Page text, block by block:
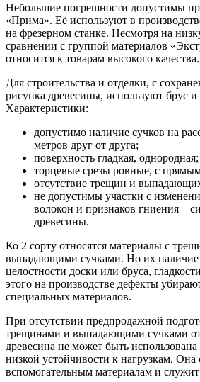
Небольшие погрешности допустимы
«Прима». Её используют в
на фрезерном станке. Несмотря на
сравнении с группой материалов
относится к товарам высокого качества.
Для строительства и отделки, с
рисунка древесины, используют брус и
Характеристики:
допустимо наличие сучков на
метров друг от друга;
поверхность гладкая, однородная;
торцевые срезы ровные, с
отсутствие трещин и
не допустимы участки с
волокон и признаков гниения –
древесины.
Ко 2 сорту относятся материалы с
выпадающими сучками. Но их наличие
целостности доски или бруса,
этого на производстве дефекты
специальных материалов.
При отсутствии предпродажной
трещинами и выпадающими сучками
древесина не может быть использована
низкой устойчивости к нагрузкам. Она
вспомогательным материалам и